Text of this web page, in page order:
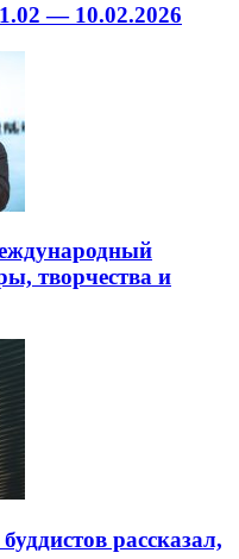
— 10.02.2026
творчества и
рассказал,